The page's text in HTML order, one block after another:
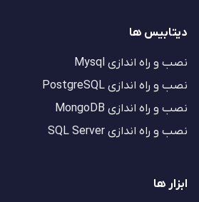
دیتابیس ها
نصب و راه اندازی Mysql
نصب و راه اندازی PostgreSQL
نصب و راه اندازی MongoDB
نصب و راه اندازی SQL Server
ابزار ها